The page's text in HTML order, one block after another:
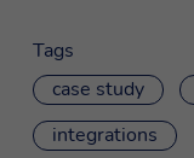
Tags
case study
integrations